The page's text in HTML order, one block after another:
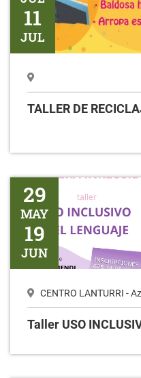
11
JUL
TALLER DE
Taller USO INCLUSIVO DEL
29
MAY
19
JUN
CENTRO LANTURRI -
Taller USO